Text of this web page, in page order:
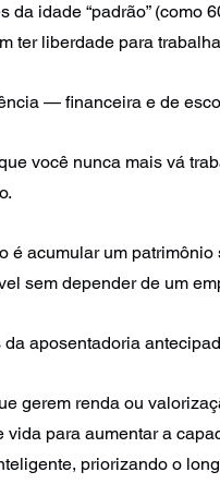
da idade “padrão” (como
ter liberdade para
— financeira e de
você nunca mais vá
é acumular um
sem depender de um
aposentadoria
gerem renda ou
vida para aumentar a
priorizando o